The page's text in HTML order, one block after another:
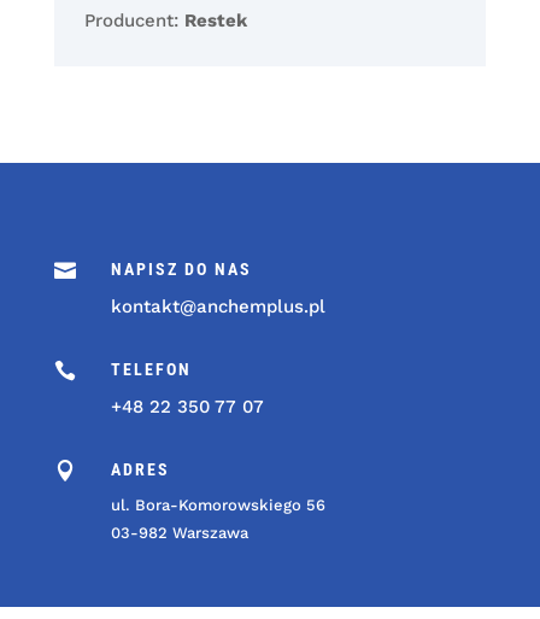
Producent: Restek
 NAPISZ DO NAS
kontakt@anchemplus.pl
 TELEFON
+48 22 350 77 07
 ADRES
ul. Bora-Komorowskiego 56
03-982 Warszawa